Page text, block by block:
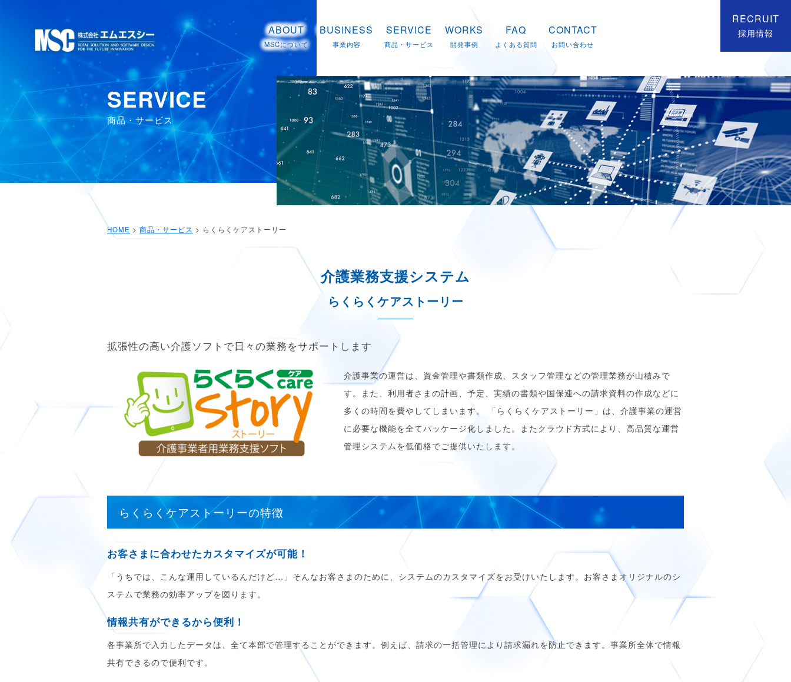
ABOUT
MSCについて
BUSINESS
事業内容
SERVICE
商品・サービス
WORKS
開発事例
FAQ
よくある質問
CONTACT
お問い合わせ
SERVICE
商品・サービス
HOME > 商品・サービス > らくらくケアストーリー
介護業務支援システム
らくらくケアストーリー
拡張性の高い介護ソフトで日々の業務をサポートします
介護事業の運営は、資金管理や書類作成、スタッフ管理などの管理業務が山積みで
す。また、利用者さまの計画、予定、実績の書類や国保連への請求資料の作成などに
多くの時間を費やしてしまいます。 「らくらくケアストーリー」は、介護事業の運営
に必要な機能を全てパッケージ化しました。またクラウド方式により、高品質な運営
管理システムを低価格でご提供いたします。
らくらくケアストーリーの特徴
お客さまに合わせたカスタマイズが可能！
「うちでは、こんな運用しているんだけど…」そんなお客さまのために、システムのカスタマイズをお受けいたします。お客さまオリジナルのシ
ステムで業務の効率アップを図ります。
情報共有ができるから便利！
各事業所で入力したデータは、全て本部で管理することができます。例えば、請求の一括管理により請求漏れを防止できます。事業所全体で情報
共有できるので便利です。
RECRUIT
採用情報